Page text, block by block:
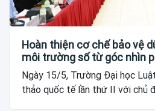
Hoàn thiện cơ chế bảo vệ
môi trường số từ góc nhìn
Ngày 15/5, Trường Đại học
thảo quốc tế lần thứ II với chủ